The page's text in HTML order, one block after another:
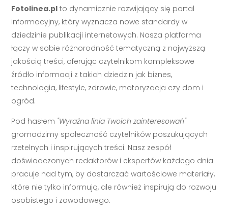
Fotolinea.pl to dynamicznie rozwijający się portal
informacyjny, który wyznacza nowe standardy w
dziedzinie publikacji internetowych. Nasza platforma
łączy w sobie różnorodność tematyczną z najwyższą
jakością treści, oferując czytelnikom kompleksowe
źródło informacji z takich dziedzin jak biznes,
technologia, lifestyle, zdrowie, motoryzacja czy dom i
ogród.
Pod hasłem "Wyraźna linia Twoich zainteresowań"
gromadzimy społeczność czytelników poszukujących
rzetelnych i inspirujących treści. Nasz zespół
doświadczonych redaktorów i ekspertów każdego dnia
pracuje nad tym, by dostarczać wartościowe materiały,
które nie tylko informują, ale również inspirują do rozwoju
osobistego i zawodowego.